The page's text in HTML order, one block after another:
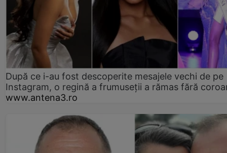
După ce i-au fost descoperite mesajele vechi de pe
Instagram, o regină a frumuseții a rămas fără
www.antena3.ro